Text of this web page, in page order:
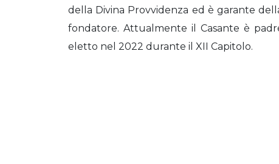
della Divina Provvidenza ed è garante
fondatore. Attualmente il Casante è
eletto nel 2022 durante il XII Capitolo.